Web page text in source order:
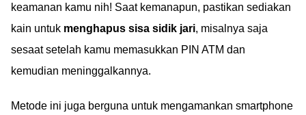
keamanan kamu nih! Saat kemanapun, pastikan sediakan
kain untuk menghapus sisa sidik jari, misalnya saja
sesaat setelah kamu memasukkan PIN ATM dan
kemudian meninggalkannya.
Metode ini juga berguna untuk mengamankan smartphone